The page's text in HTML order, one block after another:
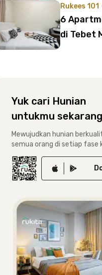
Rukees 101
6
di Tebet
Yuk cari Hunian
untukmu
Mewujudkan hunian
semua orang di setiap fase